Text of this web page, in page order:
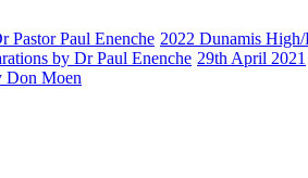
Pastor Paul Enenche 2022 Dunamis
by Dr Paul Enenche 29th April 2021
Don Moen